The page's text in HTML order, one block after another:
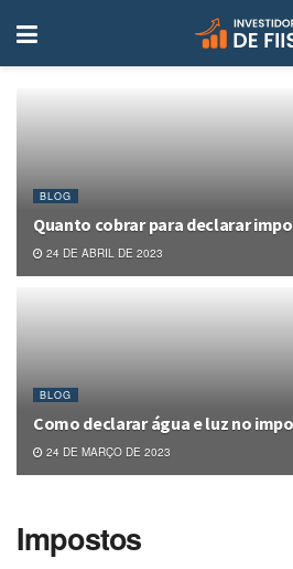
BLOG
Quanto cobrar para declarar
24 DE ABRIL DE 2023
BLOG
Como declarar água e luz no
24 DE MARÇO DE 2023
Impostos